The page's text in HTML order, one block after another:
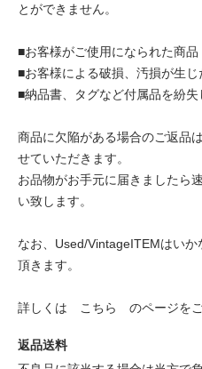
とができません。
■お客様がご使用になられた商品
■お客様による破損、汚損が生じ
■納品書、タグなど付属品を紛失
商品に欠陥がある場合のご返品
せていただきます。
お品物がお手元に届きましたら
い致します。
なお、Used/VintageITEMはい
頂きます。
詳しくは こちら のページをご
返品送料